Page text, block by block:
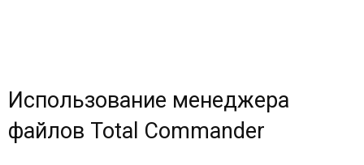
Использование менеджера
файлов Total Commander